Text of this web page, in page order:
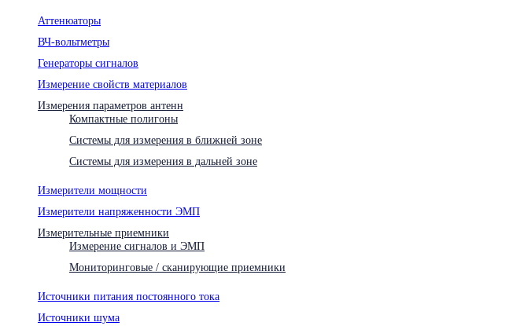
Аттенюаторы
ВЧ-вольтметры
Генераторы сигналов
Измерение свойств материалов
Измерения параметров антенн
Компактные полигоны
Системы для измерения в ближней зоне
Системы для измерения в дальней зоне
Измерители мощности
Измерители напряженности ЭМП
Измерительные приемники
Измерение сигналов и ЭМП
Мониторинговые / сканирующие приемники
Источники питания постоянного тока
Источники шума